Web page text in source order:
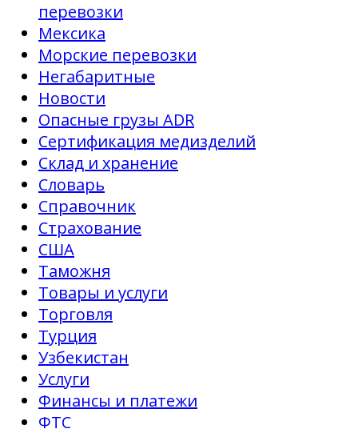
перевозки
Мексика
Морские перевозки
Негабаритные
Новости
Опасные грузы ADR
Сертификация медизделий
Склад и хранение
Словарь
Справочник
Страхование
США
Таможня
Товары и услуги
Торговля
Турция
Узбекистан
Услуги
Финансы и платежи
ФТС